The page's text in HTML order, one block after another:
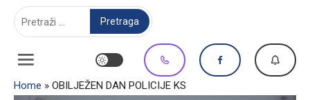
Home » OBILJEŽEN DAN POLICIJE KS